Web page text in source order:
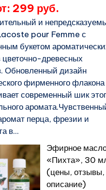
299 руб.
и
pour Femme с
букетом
цветочно-древесных
Обновленный дизайн
фирменного флакона
современный шик
перца, фрезии и
в...
Эфирное
«Пихта», 30
(цены, отзывы,
описание)